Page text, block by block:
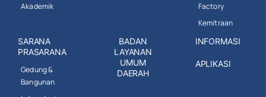
Akademik
Factory
Kemitraan
SARANA
PRASARANA
Gedung &
Bangunan
BADAN
LAYANAN
UMUM
DAERAH
INFORMASI
APLIKASI